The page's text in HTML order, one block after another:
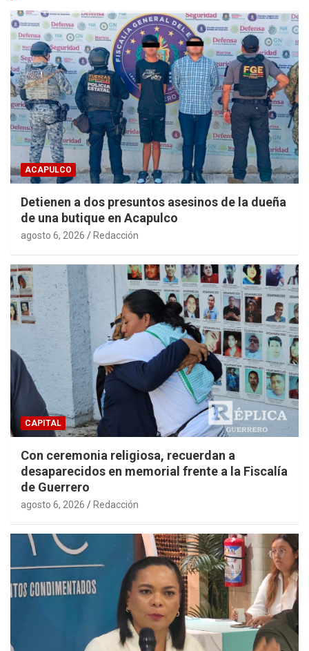
ACAPULCO
Detienen a dos presuntos asesinos de la dueña
de una butique en Acapulco
agosto 6, 2026 Redacción
CAPITAL
Con ceremonia religiosa, recuerdan a
desaparecidos en memorial frente a la Fiscalía
de Guerrero
agosto 6, 2026 Redacción